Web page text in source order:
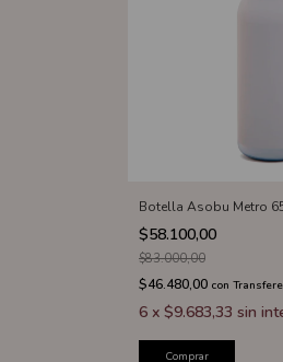
Botella Asobu Metro
$58.100,00
$83.000,00
$46.480,00 con
6 x $9.683,33 sin
Comprar